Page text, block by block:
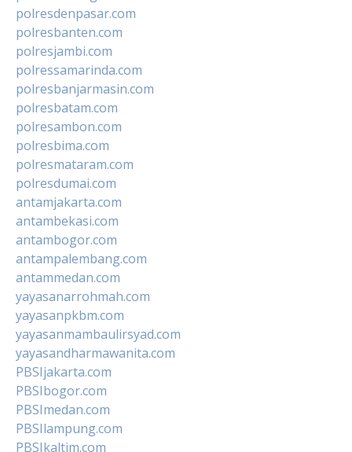
polresdenpasar.com
polresbanten.com
polresjambi.com
polressamarinda.com
polresbanjarmasin.com
polresbatam.com
polresambon.com
polresbima.com
polresmataram.com
polresdumai.com
antamjakarta.com
antambekasi.com
antambogor.com
antampalembang.com
antammedan.com
yayasanarrohmah.com
yayasanpkbm.com
yayasanmambaulirsyad.com
yayasandharmawanita.com
PBSIjakarta.com
PBSIbogor.com
PBSImedan.com
PBSIlampung.com
PBSIkaltim.com